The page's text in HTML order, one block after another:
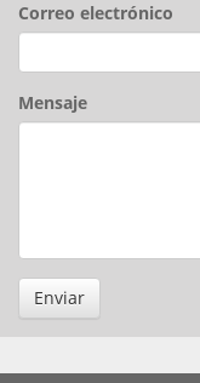
Correo electrónico
Mensaje
Enviar